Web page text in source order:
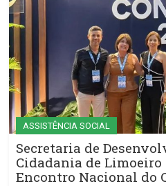
ASSISTÊNCIA SOCIAL
Secretaria de
Cidadania de
Encontro Nacional do